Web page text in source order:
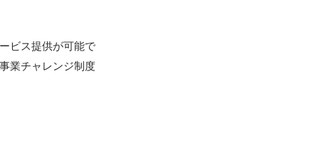
ビス提供が可能で
業チャレンジ制度